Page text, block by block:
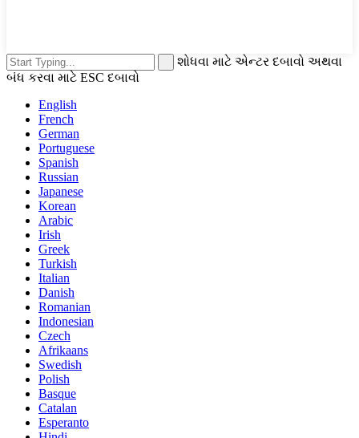
શોધવા માટે એન્ટર દબાવો અથવા
બંધ કરવા માટે ESC દબાવો
English
French
German
Portuguese
Spanish
Russian
Japanese
Korean
Arabic
Irish
Greek
Turkish
Italian
Danish
Romanian
Indonesian
Czech
Afrikaans
Swedish
Polish
Basque
Catalan
Esperanto